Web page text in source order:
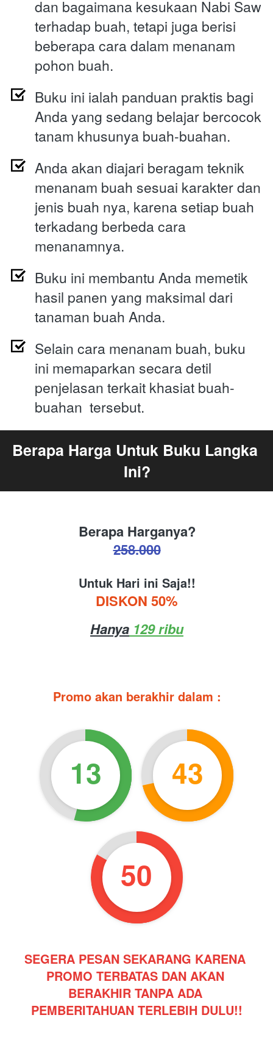
dan bagaimana kesukaan Nabi Saw
terhadap buah, tetapi juga berisi
beberapa cara dalam menanam
pohon buah.
Buku ini ialah panduan praktis bagi
Anda yang sedang belajar bercocok
tanam khusunya buah-buahan.
Anda akan diajari beragam teknik
menanam buah sesuai karakter dan
jenis buah nya, karena setiap buah
terkadang berbeda cara
menanamnya.
Buku ini membantu Anda memetik
hasil panen yang maksimal dari
tanaman buah Anda.
Selain cara menanam buah, buku
ini memaparkan secara detil
penjelasan terkait khasiat buah-
buahan  tersebut.
Berapa Harga Untuk Buku Langka
Ini?
Berapa Harganya?
258.000
Untuk Hari ini Saja!!
DISKON 50%
Hanya 129 ribu
Promo akan berakhir dalam :
13 43
49
SEGERA PESAN SEKARANG KARENA
PROMO TERBATAS DAN AKAN
BERAKHIR TANPA ADA
PEMBERITAHUAN TERLEBIH DULU!!